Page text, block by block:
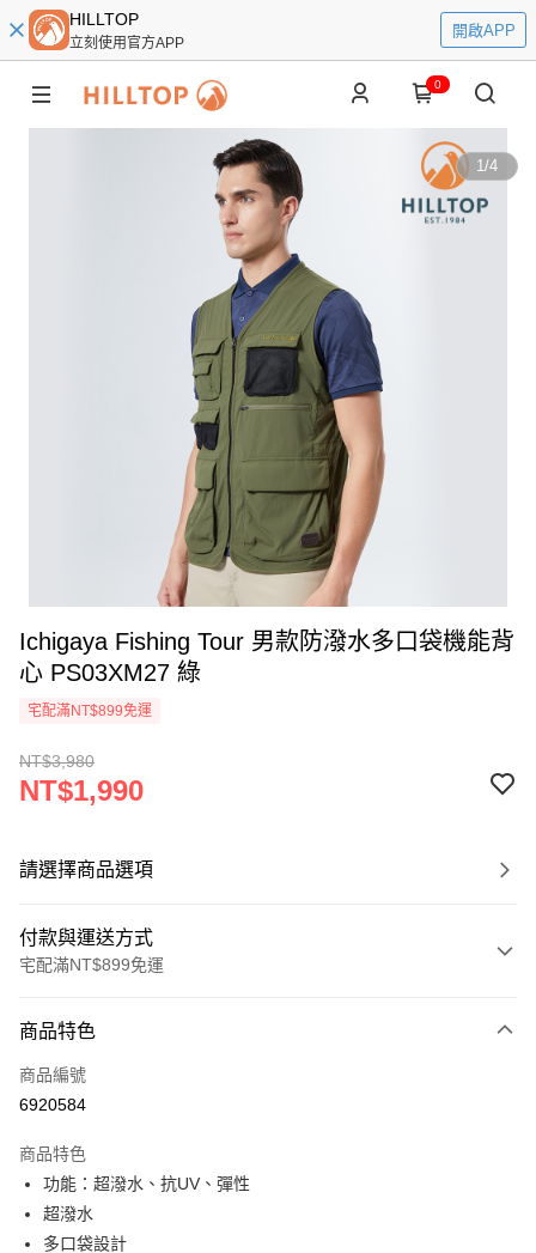
HILLTOP
立刻使用官方APP
開啟APP
0
1/4
Ichigaya Fishing Tour 男款防潑水多口袋機能背
心 PS03XM27 綠
宅配滿NT$899免運
NT$3,980
NT$1,990
請選擇商品選項
付款與運送方式
宅配滿NT$899免運
信用卡一次付款
LINE Pay
悠遊付
Google Pay
商品特色
商品編號
6920584
商品特色
功能：超潑水、抗UV、彈性
超潑水
多口袋設計